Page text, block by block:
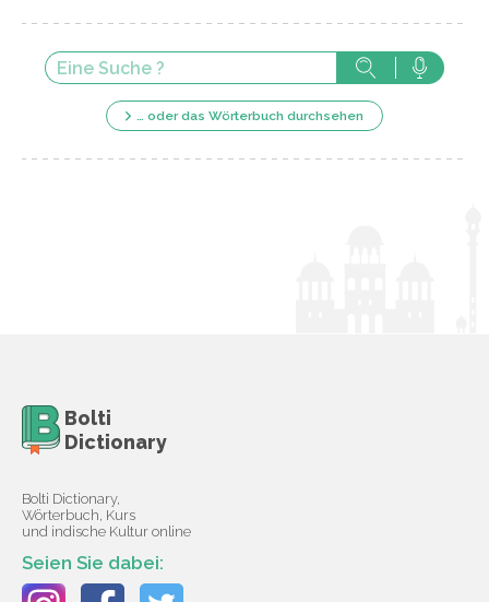
… oder das Wörterbuch durchsehen
Bolti
Dictionary
Bolti Dictionary,
Wörterbuch, Kurs
und indische Kultur online
Seien Sie dabei: